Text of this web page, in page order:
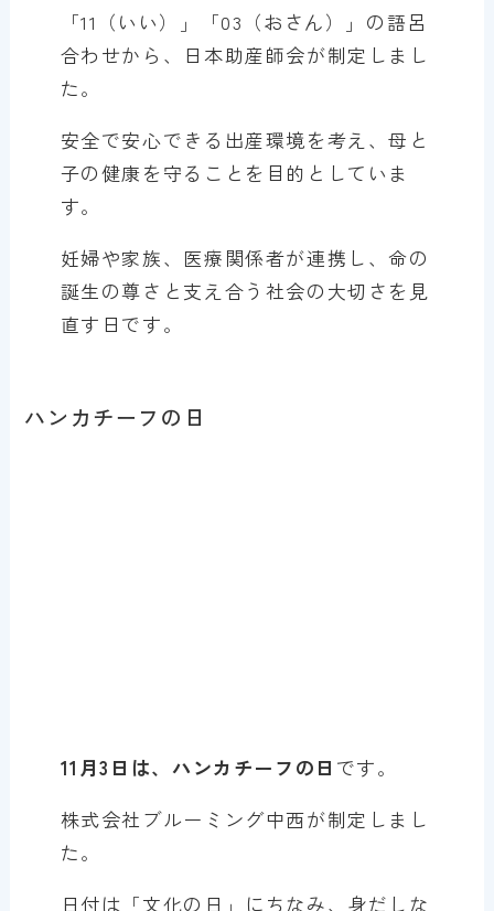
「11（いい）」「03（おさん）」の語呂
合わせから、日本助産師会が制定しまし
た。
安全で安心できる出産環境を考え、母と
子の健康を守ることを目的としていま
す。
妊婦や家族、医療関係者が連携し、命の
誕生の尊さと支え合う社会の大切さを見
直す日です。
ハンカチーフの日
11月3日は、ハンカチーフの日 です。
株式会社ブルーミング中西が制定しまし
た。
日付は「文化の日」にちなみ、身だしな